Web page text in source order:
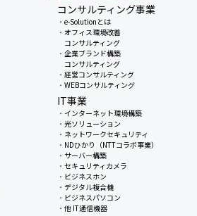
コンサルティング事業
・e-Solutionとは
・オフィス環境改善
コンサルティング
・企業ブランド構築
コンサルティング
・経営コンサルティング
・WEBコンサルティング
IT事業
・ インターネット環境構築
・光ソリューション
・ ネットワークセキュリティ
・ NDひかり（NTTコラボ事業）
・ サーバー構築
・セキュリティカメラ
・ ビジネスホン
・デジタル複合機
・ ビジネスパソコン
・他 IT通信機器